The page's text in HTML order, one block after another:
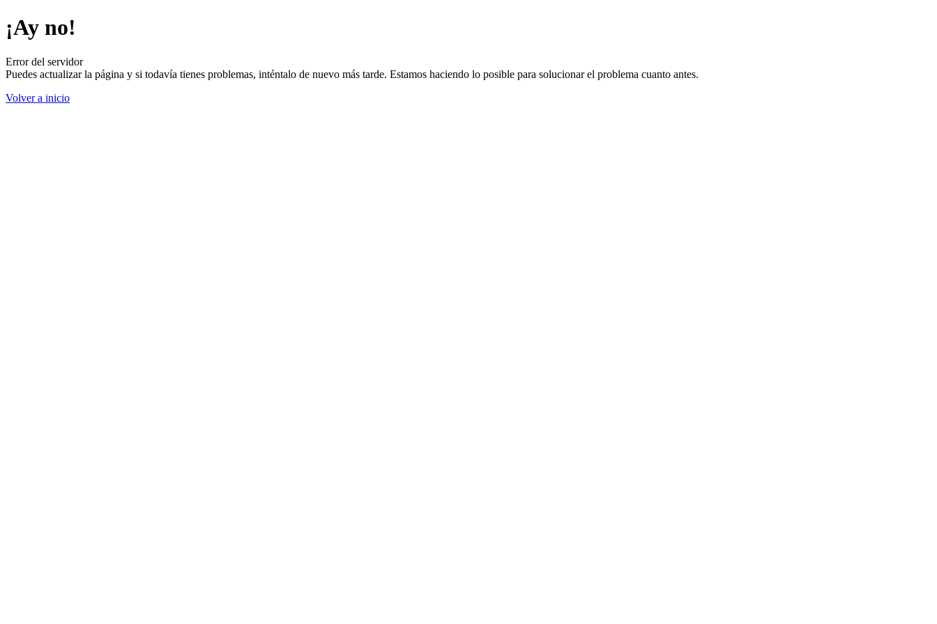
¡Ay no!
Error del servidor
Puedes actualizar la página y si todavía tienes problemas, inténtalo de nuevo más tarde. Estamos haciendo lo posible para solucionar el problema cuanto antes.
Volver a inicio